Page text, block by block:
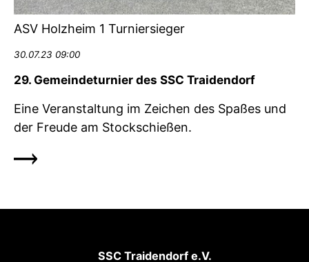
ASV Holzheim 1 Turniersieger
30.07.23 09:00
29. Gemeindeturnier des SSC Traidendorf
Eine Veranstaltung im Zeichen des Spaßes und
der Freude am Stockschießen.
SSC Traidendorf e.V.